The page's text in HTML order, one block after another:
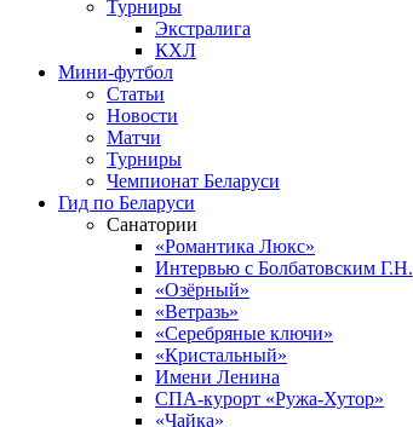
Турниры
Экстралига
КХЛ
Мини-футбол
Статьи
Новости
Матчи
Турниры
Чемпионат Беларуси
Гид по Беларуси
Санатории
«Романтика Люкс»
Интервью с Болбатовским Г.Н.
«Озёрный»
«Ветразь»
«Серебряные ключи»
«Кристальный»
Имени Ленина
СПА-курорт «Ружа-Хутор»
«Чайка»